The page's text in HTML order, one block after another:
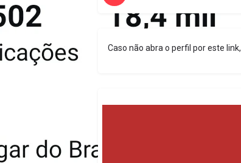
Caso não abra o perfil por este